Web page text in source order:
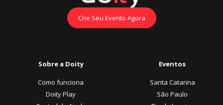
Crie Seu Evento Agora
Sobre a Doity
Como funciona
Doity Play
Eventos
Santa Catarina
São Paulo